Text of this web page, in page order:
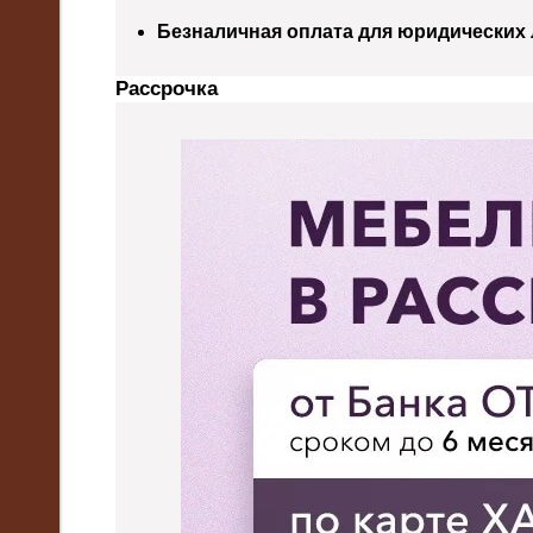
Безналичная оплата для юридических
Рассрочка